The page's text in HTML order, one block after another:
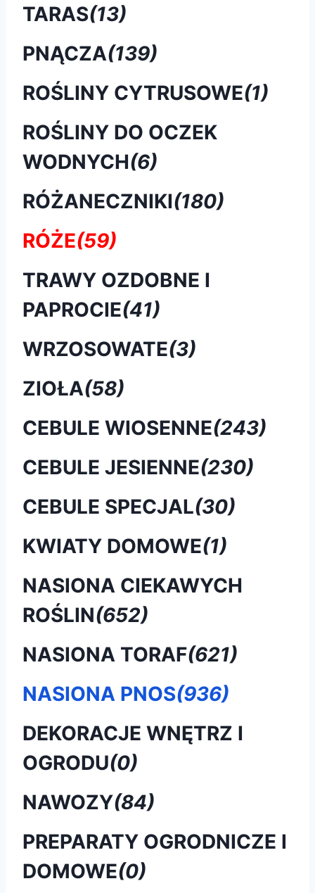
TARAS(13)
PNĄCZA(139)
ROŚLINY CYTRUSOWE(1)
ROŚLINY DO OCZEK
WODNYCH(6)
RÓŻANECZNIKI(180)
RÓŻE(59)
TRAWY OZDOBNE I
PAPROCIE(41)
WRZOSOWATE(3)
ZIOŁA(58)
CEBULE WIOSENNE(243)
CEBULE JESIENNE(230)
CEBULE SPECJAL(30)
KWIATY DOMOWE(1)
NASIONA CIEKAWYCH
ROŚLIN(652)
NASIONA TORAF(621)
NASIONA PNOS(936)
DEKORACJE WNĘTRZ I
OGRODU(0)
NAWOZY(84)
PREPARATY OGRODNICZE I
DOMOWE(0)